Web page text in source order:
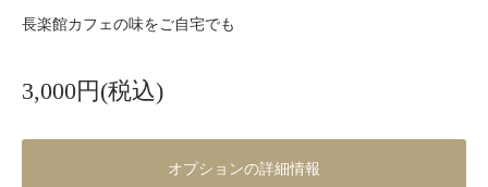
長楽館カフェの味をご自宅でも
3,000円(税込)
オプションの詳細情報